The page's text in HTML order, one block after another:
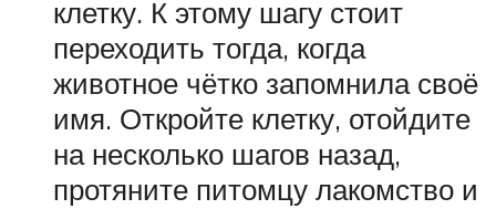
клетку. К этому шагу стоит
переходить тогда, когда
животное чётко запомнила своё
имя. Откройте клетку, отойдите
на несколько шагов назад,
протяните питомцу лакомство и